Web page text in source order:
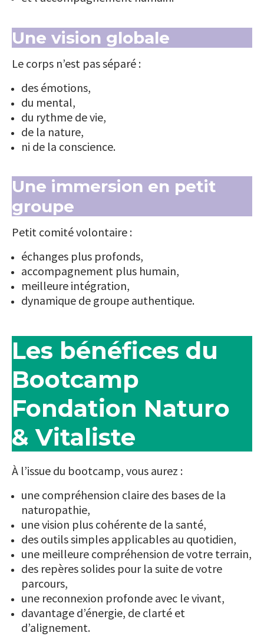
Une vision globale
Le corps n’est pas séparé :
des émotions,
du mental,
du rythme de vie,
de la nature,
ni de la conscience.
Une immersion en petit
groupe
Petit comité volontaire :
échanges plus profonds,
accompagnement plus humain,
meilleure intégration,
dynamique de groupe authentique.
Les bénéfices du
Bootcamp
Fondation Naturo
& Vitaliste
À l’issue du bootcamp, vous aurez :
une compréhension claire des bases de la
naturopathie,
une vision plus cohérente de la santé,
des outils simples applicables au quotidien,
une meilleure compréhension de votre terrain,
des repères solides pour la suite de votre
parcours,
une reconnexion profonde avec le vivant,
davantage d’énergie, de clarté et
d’alignement.